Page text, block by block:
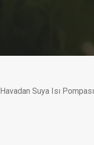
Havadan Suya Isı Pompası